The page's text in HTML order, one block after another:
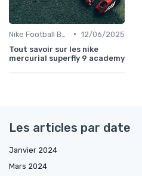
• 12/06/2025
Tout savoir sur les nike
mercurial superfly 9 academy
Les articles par date
Janvier 2024
Mars 2024